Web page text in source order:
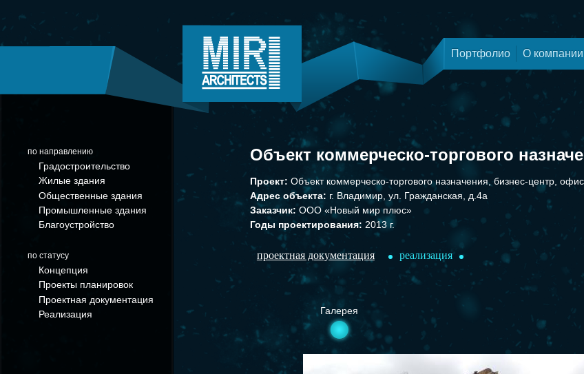
Портфолио О компании
по направлению
Градостроительство
Жилые здания
Общественные здания
Промышленные здания
Благоустройство
по статусу
Концепция
Проекты планировок
Проектная документация
Реализация
Объект коммерческо-торгового
Проект: Объект коммерческо-торгового назначения, бизнес-центр,
Адрес объекта: г. Владимир, ул. Гражданская, д.4а
Заказчик: ООО «Новый мир плюс»
Годы проектирования: 2013 г.
проектная документация реализация
Галерея